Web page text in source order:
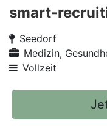
smart-
Seedorf
Medizin,
Vollzeit